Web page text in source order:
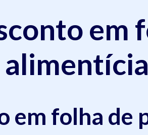
em
alimentícia
em folha de